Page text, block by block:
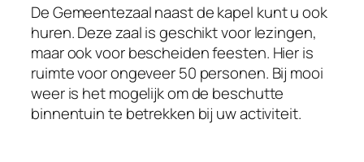
De Gemeentezaal naast de kapel kunt u ook
huren. Deze zaal is geschikt voor lezingen,
maar ook voor bescheiden feesten. Hier is
ruimte voor ongeveer 50 personen. Bij mooi
weer is het mogelijk om de beschutte
binnentuin te betrekken bij uw activiteit.